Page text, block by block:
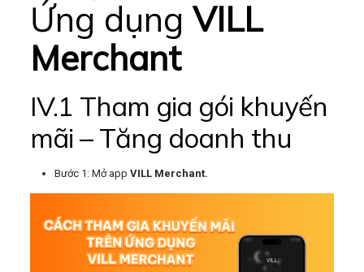
Ứng dụngVILL
Merchant
IV.1 Tham gia gói khuyến
mãi – Tăng doanh thu
Bước 1: Mở app VILL Merchant.